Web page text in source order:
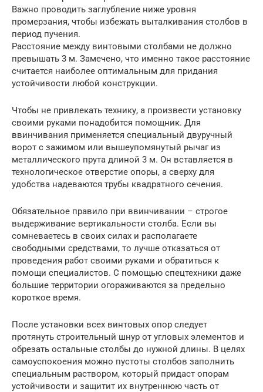
Важно проводить заглубление ниже уровня
промерзания, чтобы избежать выталкивания столбов в
период пучения.
Расстояние между винтовыми столбами не должно
превышать 3 м. Замечено, что именно такое расстояние
считается наиболее оптимальным для придания
устойчивости любой конструкции.
Чтобы не привлекать технику, а произвести установку
своими руками понадобится помощник. Для
ввинчивания применяется специальный двуручный
ворот с зажимом или вышеупомянутый рычаг из
металлического прута длиной 3 м. Он вставляется в
технологическое отверстие опоры, а сверху для
удобства надеваются трубы квадратного сечения.
Обязательное правило при ввинчивании – строгое
выдерживание вертикальности столба. Если вы
сомневаетесь в своих силах и располагаете
свободными средствами, то лучше отказаться от
проведения работ своими руками и обратиться к
помощи специалистов. С помощью спецтехники даже
большие территории огораживаются за предельно
короткое время.
После установки всех винтовых опор следует
протянуть строительный шнур от угловых элементов и
обрезать остальные столбы до нужной длины. В целях
самоуспокоения можно пустоты столбов заполнить
специальным раствором, который придаст опорам
устойчивости и защитит их внутреннюю часть от